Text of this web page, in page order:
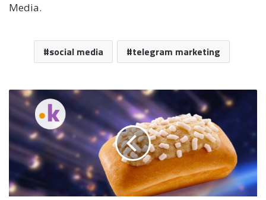
Media.
social media telegram marketing